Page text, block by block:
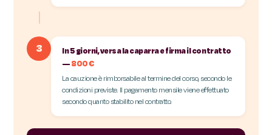
3
In 5 giorni, versa la caparra e firma il contratto
—800 €
La cauzione è rimborsabile al termine del corso, secondo le
condizioni previste. Il pagamento mensile viene effettuato
secondo quanto stabilito nel contratto.